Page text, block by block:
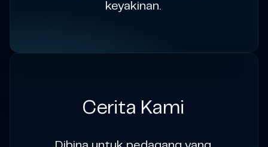
keyakinan.
Cerita Kami